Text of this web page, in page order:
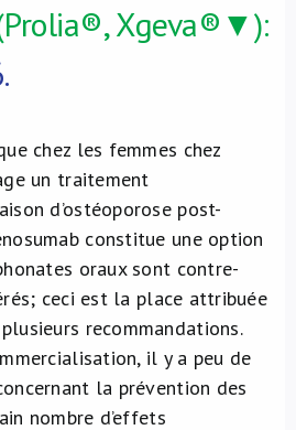
Xgeva®▼):
chez les femmes chez
un traitement
d’ostéoporose post-
constitue une option
oraux sont contre-
ceci est la place attribuée
recommandations.
il y a peu de
la prévention des
nombre d’effets